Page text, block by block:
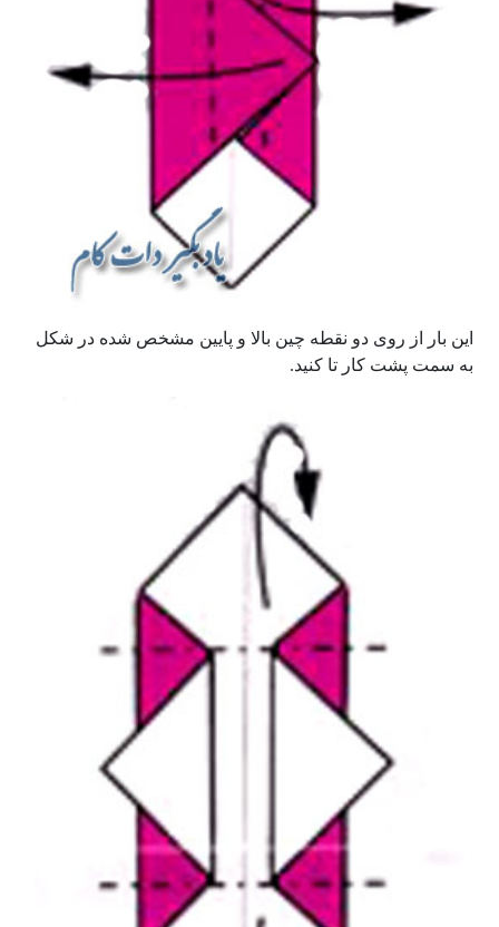
این بار از روی دو نقطه چین بالا و پایین مشخص شده در شکل
به سمت پشت کار تا کنید.